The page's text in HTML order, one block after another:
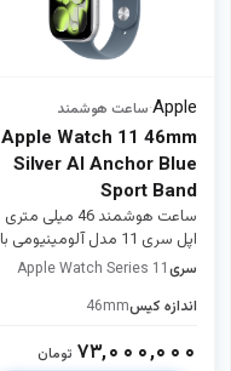
Apple
·ساعت هوشمند
Apple Watch 11 46mm
Silver Al Anchor Blue
Sport Band
ساعت هوشمند 46 میلی متری
اپل سری 11 مدل آلومینیومی با
بند سیلیکونی
سریApple Watch Series 11
اندازه کیس46mm
۷۳,۰۰۰,۰۰۰ تومان